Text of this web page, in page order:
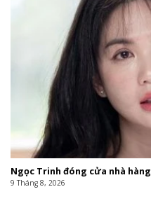
Ngọc Trinh đóng cửa nhà hàng
9 Tháng 8, 2026